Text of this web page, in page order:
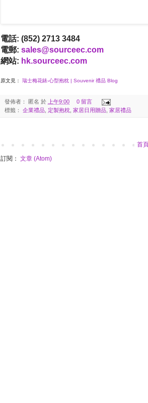
電話: (852) 2713 3484
電郵: sales@sourceec.com
網站: hk.sourceec.com
原文見： 瑞士梅花錶-心型抱枕 | Souvenir 禮品 Blog
發佈者： 匿名 於 上午9:00
0 留言
標籤： 企業禮品 定製抱枕 家居日用贈品 家居禮品
首
訂閱： 文章 (Atom)